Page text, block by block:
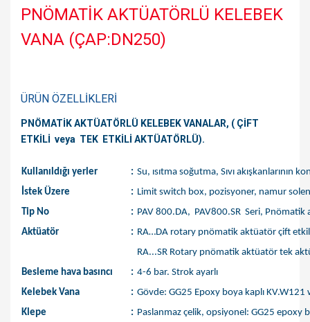
PNÖMATİK AKTÜATÖRLÜ KELEBEK
VANA (ÇAP:DN250)
ÜRÜN ÖZELLİKLERİ
PNÖMATİK AKTÜATÖRLÜ KELEBEK VANALAR, ( ÇİFT
ETKİLİ veya TEK ETKİLİ AKTÜATÖRLÜ).
Kullanıldığı yerler : Su, ısıtma soğutma, Sıvı akışkanlarının
İstek Üzere
: Limit switch box, pozisyoner, namur
Tip No
: PAV 800.DA, PAV800.SR Seri, Pnömatik
Aktüatör
: RA…DA rotary pnömatik aktüatör çift
RA...SR Rotary pnömatik aktüatör tek
Besleme hava basıncı
: 4-6 bar. Strok ayarlı
Kelebek Vana
: Gövde: GG25 Epoxy boya kaplı
Klepe
: Paslanmaz çelik, opsiyonel: GG25 epoxy